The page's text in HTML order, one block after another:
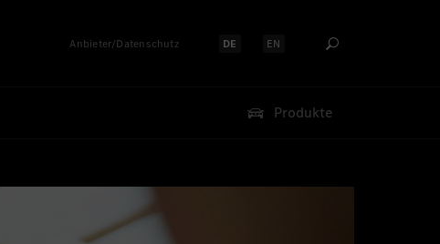
Anbieter/Datenschutz Sprache auswählen:
DE Sprache auswählen:
EN
Produkte